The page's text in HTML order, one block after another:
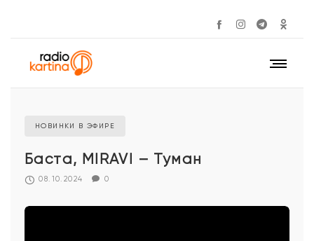
НОВИНКИ В ЭФИРЕ
Баста, MIRAVI – Туман
08.10.2024 0